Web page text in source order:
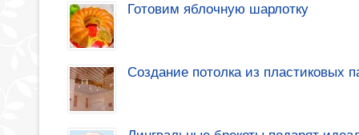
Готовим яблочную шарлотку
Создание потолка из пластиковых